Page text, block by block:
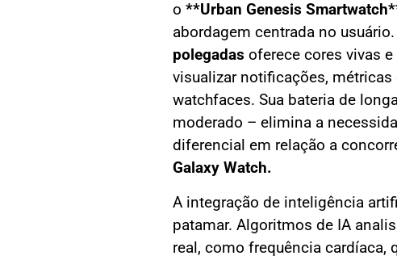
o **Urban Genesis
abordagem centrada no usuário.
polegadas oferece cores vivas
visualizar notificações,
watchfaces. Sua bateria de
moderado – elimina a
diferencial em relação a
Galaxy Watch.
A integração de inteligência
patamar. Algoritmos de IA
real, como frequência cardíaca,